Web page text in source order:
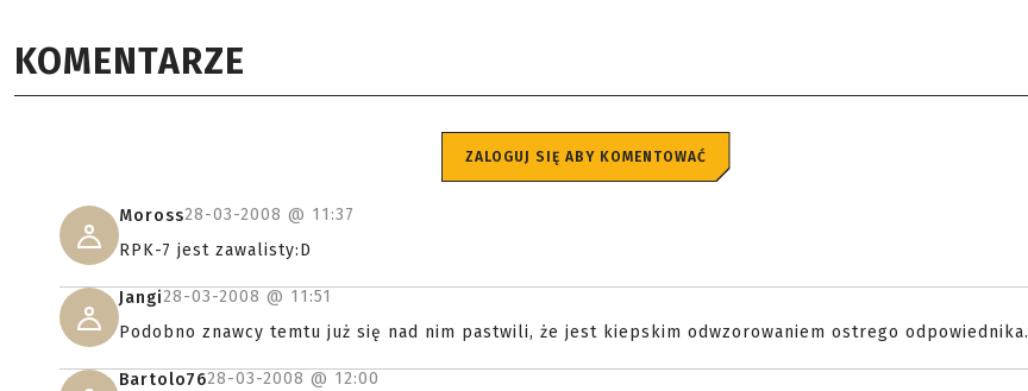
KOMENTARZE
ZALOGUJ SIĘ ABY KOMENTOWAĆ
Moross28-03-2008 @ 11:37
RPK-7 jest zawalisty:D
Jangi28-03-2008 @ 11:51
Podobno znawcy temtu już się nad nim pastwili, że jest kiepskim odwzorowaniem ostrego odpowiednika.
Bartolo7628-03-2008 @ 12:00